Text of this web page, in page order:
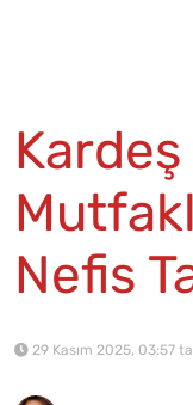
Kardeş
Nefis
29 Kasım 2025, 03:57